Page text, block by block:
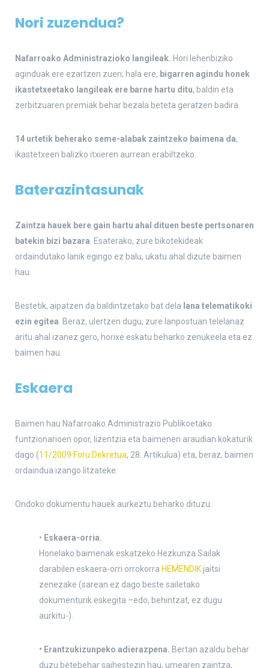
Nori zuzendua?
Nafarroako Administrazioko langileak. Hori lehenbiziko
aginduak ere ezartzen zuen; hala ere, bigarren agindu honek
ikastetxeetako langileak ere barne hartu ditu, baldin eta
zerbitzuaren premiak behar bezala beteta geratzen badira.
14 urtetik beherako seme-alabak zaintzeko baimena da,
ikastetxeen balizko itxieren aurrean erabiltzeko.
Baterazintasunak
Zaintza hauek bere gain hartu ahal dituen beste pertsonaren
batekin bizi bazara . Esaterako, zure bikotekideak
ordaindutako lanik egingo ez balu, ukatu ahal dizute baimen
hau.
Bestetik, aipatzen da baldintzetako bat dela lana telematikoki
ezin egitea . Beraz, ulertzen dugu, zure lanpostuan telelanaz
aritu ahal izanez gero, horixe eskatu beharko zenukeela eta ez
baimen hau.
Eskaera
Baimen hau Nafarroako Administrazio Publikoetako
funtzionarioen opor, lizentzia eta baimenen araudian kokaturik
dago (11/2009 Foru Dekretua, 28. Artikulua) eta, beraz, baimen
ordaindua izango litzateke.
Ondoko dokumentu hauek aurkeztu beharko dituzu:
• Eskaera-orria.
Honelako baimenak eskatzeko Hezkunza Sailak
darabilen eskaera-orri orrokorra HEMENDIKjaitsi
zenezake (sarean ez dago beste sailetako
dokumenturik eskegita –edo, behintzat, ez dugu
aurkitu-).
• Erantzukizunpeko adierazpena. Bertan azaldu behar
duzu betebehar saihestezin hau, umearen zaintza,